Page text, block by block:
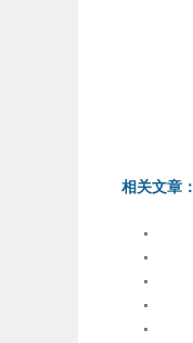
相关文章：